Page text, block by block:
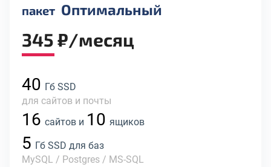
пакет Оптимальный
345 ₽/месяц
40 Гб SSD
для сайтов и почты
16 сайтов и 10 ящиков
5 Гб SSD для баз
MySQL / Postgres / MS-SQL